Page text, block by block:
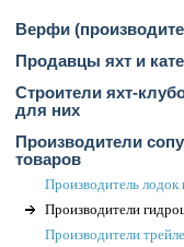
Верфи
Продавцы яхт и
Строители яхт-
для них
Производители
товаров
Производитель
Производители
Производители